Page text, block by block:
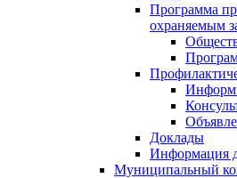
Программа
охраняемым
Доклады
Информация
Муниципальный